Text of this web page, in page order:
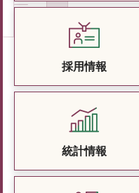
採用情報
統計情報